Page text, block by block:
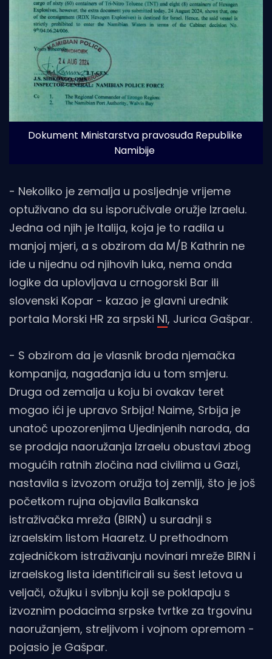
Dokument Ministarstva pravosuđa Republike
Namibije
- Nekoliko je zemalja u posljednje vrijeme
optuživano da su isporučivale oružje Izraelu.
Jedna od njih je Italija, koja je to radila u
manjoj mjeri, a s obzirom da M/B Kathrin ne
ide u nijednu od njihovih luka, nema onda
logike da uplovljava u crnogorski Bar ili
slovenski Kopar - kazao je glavni urednik
portala Morski HR za srpski N1, Jurica Gašpar.
- S obzirom da je vlasnik broda njemačka
kompanija, nagađanja idu u tom smjeru.
Druga od zemalja u koju bi ovakav teret
mogao ići je upravo Srbija! Naime, Srbija je
unatoč upozorenjima Ujedinjenih naroda, da
se prodaja naoružanja Izraelu obustavi zbog
mogućih ratnih zločina nad civilima u Gazi,
nastavila s izvozom oružja toj zemlji, što je još
početkom rujna objavila Balkanska
istraživačka mreža (BIRN) u suradnji s
izraelskim listom Haaretz. U prethodnom
zajedničkom istraživanju novinari mreže BIRN i
izraelskog lista identificirali su šest letova u
veljači, ožujku i svibnju koji se poklapaju s
izvoznim podacima srpske tvrtke za trgovinu
naoružanjem, streljivom i vojnom opremom -
pojasio je Gašpar.